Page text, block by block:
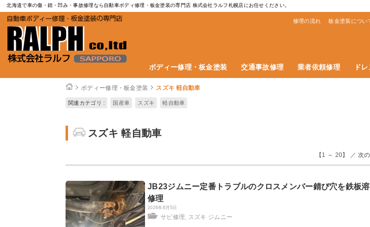
北海道で車の傷・錆・凹み・事故修理なら自動車ボディ修理・板金塗装の専門店 株式会社ラルフ札幌店にお任せください。
修理の流れ 板金塗装につい
ボディー修理・板金塗装 交通事故修理 業者依頼修理 ド
ボディー修理・板金塗装 スズキ 軽自動車
関連カテゴリ : 国産車 スズキ 軽自動車
スズキ 軽自動車
【1 ～ 20】 ／ 次
JB23ジムニー定番トラブルのクロスメンバー錆び穴を鉄板
修理
2026年8月5日
サビ修理, スズキ ジムニー